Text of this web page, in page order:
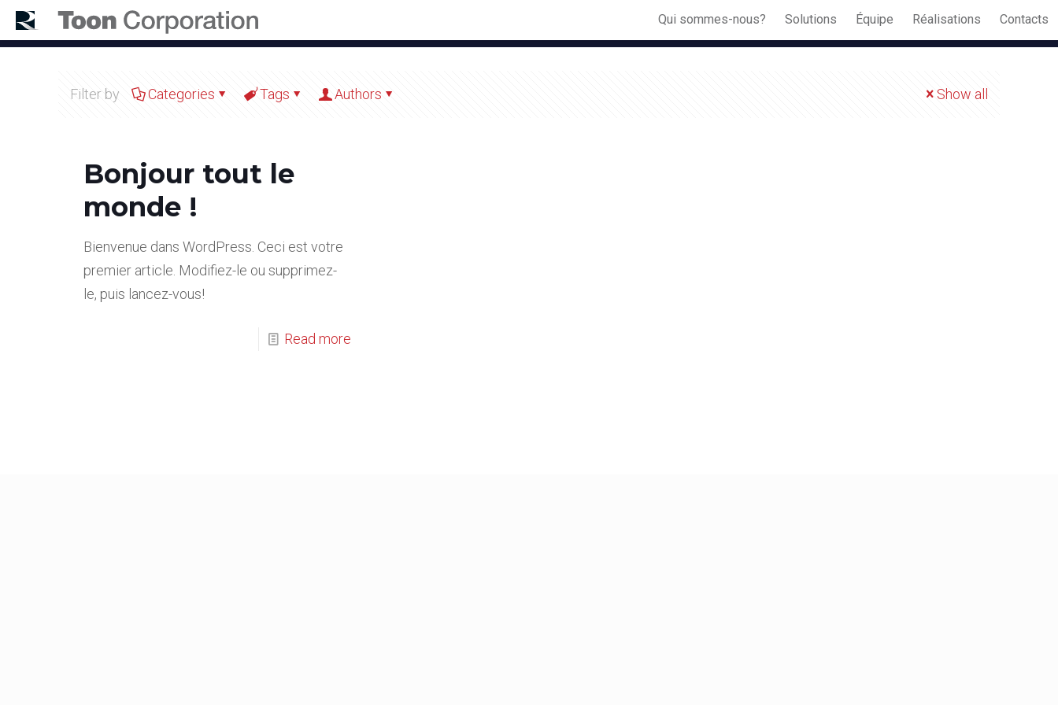
Qui sommes-nous? Solutions Équipe Réalisations Contacts
Filter by Categories Tags Authors Show all
Bonjour tout le
monde !
Bienvenue dans WordPress. Ceci est votre
premier article. Modifiez-le ou supprimez-
le, puis lancez-vous!
Read more